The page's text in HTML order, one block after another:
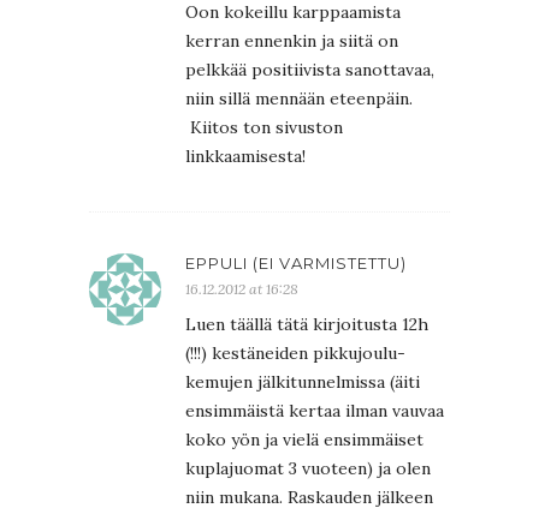
Oon kokeillu karppaamista
kerran ennenkin ja siitä on
pelkkää positiivista sanottavaa,
niin sillä mennään eteenpäin.
Kiitos ton sivuston
linkkaamisesta!
EPPULI (EI VARMISTETTU)
16.12.2012 at 16:28
Luen täällä tätä kirjoitusta 12h
(!!!) kestäneiden pikkujoulu-
kemujen jälkitunnelmissa (äiti
ensimmäistä kertaa ilman vauvaa
koko yön ja vielä ensimmäiset
kuplajuomat 3 vuoteen) ja olen
niin mukana. Raskauden jälkeen